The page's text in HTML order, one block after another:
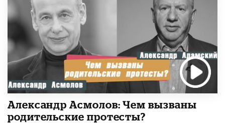
Александр Асмолов: Чем вызваны
родительские протесты?